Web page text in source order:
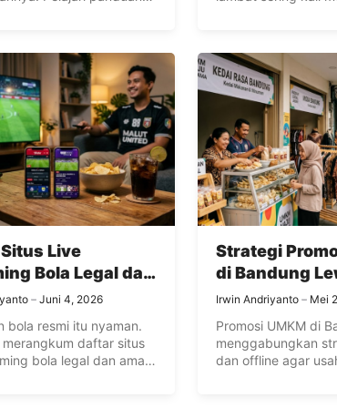
layanan VPS murah
performa dan
transaksi.
Live
Bola Legal dan
Juni 4, 2026
bola resmi itu nyaman.
merangkum daftar situs
bola legal dan aman
Strategi
di Bandung
dan Offline
Irwin Andriyanto Mei
Promosi UMKM di
menggabungkan
dan offline agar